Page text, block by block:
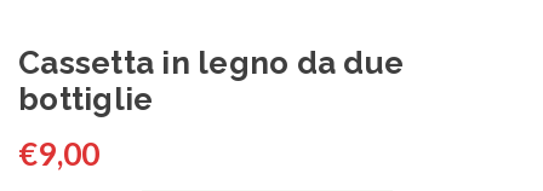
Cassetta in legno da due
bottiglie
€9,00